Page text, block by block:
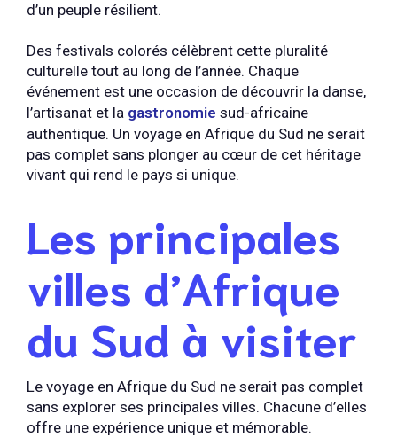
d’un peuple résilient.
Des festivals colorés célèbrent cette pluralité
culturelle tout au long de l’année. Chaque
événement est une occasion de découvrir la danse,
l’artisanat et la gastronomie sud-africaine
authentique. Un voyage en Afrique du Sud ne serait
pas complet sans plonger au cœur de cet héritage
vivant qui rend le pays si unique.
Les principales
villes d’Afrique
du Sud à visiter
Le voyage en Afrique du Sud ne serait pas complet
sans explorer ses principales villes. Chacune d’elles
offre une expérience unique et mémorable.